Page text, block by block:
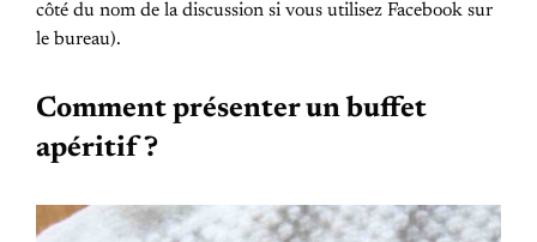
côté du nom de la discussion si vous utilisez Facebook sur
le bureau).
Comment présenter un buffet
apéritif ?